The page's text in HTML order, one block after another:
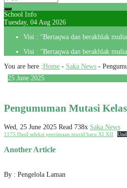
School Info
Tuesday, 04 Aug 2026
Visi : "Bertaqwa dan berakhlak
Visi : "Bertaqwa dan berakhlak
You are here :Home - Saka News -
25 June 2025
Pengumuman Mutasi
Wed, 25 June 2025 Read 738x Saka News
1175 Hasil seleksi pnerimaan murid baru XI XII
Another Article
By : Pengelola Laman